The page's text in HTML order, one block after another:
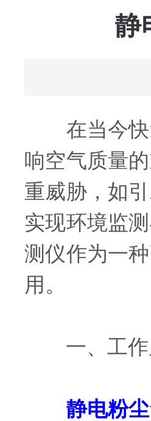
静
在当今快
响空气质量
重威胁，如
实现环境监
测仪作为一
用。
一、工作
静电粉